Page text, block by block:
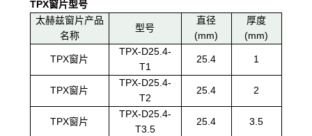
TPX窗片型号
太赫兹窗片产品
名称
型号
直径
(mm)
厚度
(mm)
TPX窗片
TPX-D25.4-
T1
25.4 1
TPX窗片
TPX-D25.4-
T2
25.4 2
TPX窗片
TPX-D25.4-
T3.5
25.4 3.5